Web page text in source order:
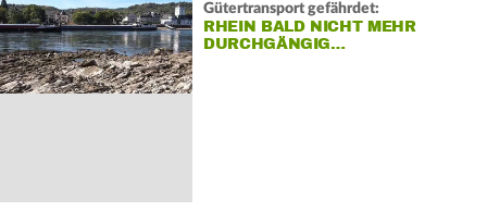
Gütertransport gefährdet:
RHEIN BALD NICHT MEHR
DURCHGÄNGIG…